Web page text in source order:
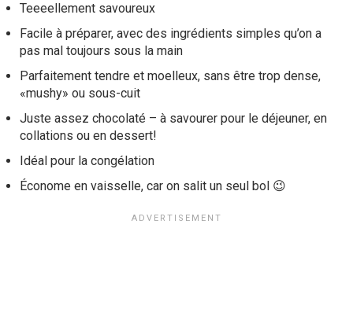
Teeeellement savoureux
Facile à préparer, avec des ingrédients simples qu’on a
pas mal toujours sous la main
Parfaitement tendre et moelleux, sans être trop dense,
«mushy» ou sous-cuit
Juste assez chocolaté – à savourer pour le déjeuner, en
collations ou en dessert!
Idéal pour la congélation
Économe en vaisselle, car on salit un seul bol 😉